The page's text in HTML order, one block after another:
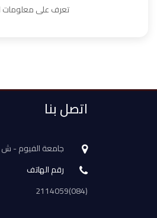
تعرف على معلومات
اتصل بنا
جامعة الفيوم -
رقم الهاتف
(084)2114059